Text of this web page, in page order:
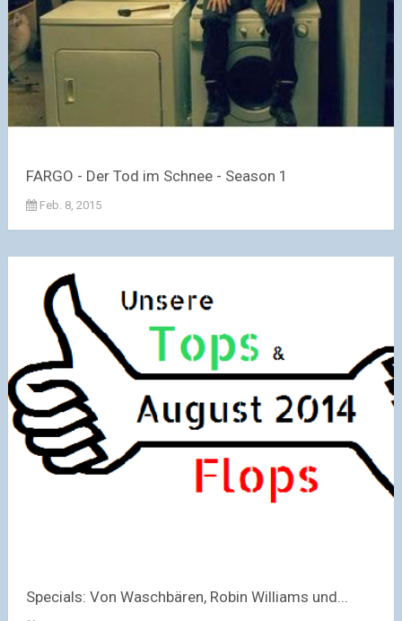
FARGO - Der Tod im Schnee - Season 1
Feb. 8, 2015
Specials: Von Waschbären, Robin Williams und...